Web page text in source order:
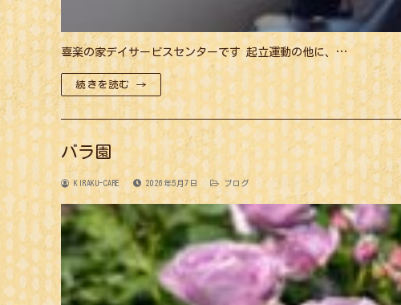
喜楽の家デイサービスセンターです 起立運動の他に、…
続きを読む →
バラ園
KIRAKU-CARE 2026年5月7日 ブログ